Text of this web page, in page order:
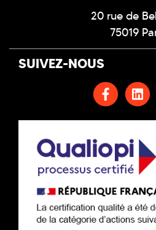
20 rue de
75019
SUIVEZ-NOUS